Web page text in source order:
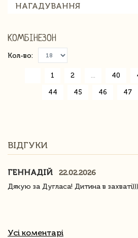
НАГАДУВАННЯ
КОМБІНЕЗОН
Кол-во:
1 2 40
44 45 46 47
ВІДГУКИ
ГЕННАДІЙ
22.02.2026
Дякую за Дугласа! Дитина в захваті)))
Усі коментарі